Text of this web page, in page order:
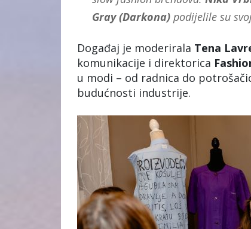
Gray (Darkona) podijelile su
Događaj je moderirala Tena
komunikacije i direktorica
u modi – od radnica do
budućnosti industrije.